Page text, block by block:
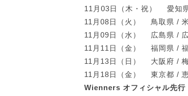
11月03日（木・祝） 愛知
11月08日（火） 鳥取県 /
11月09日（水） 広島県 /
11月11日（金） 福岡県 /
11月13日（日） 大阪府 /
11月18日（金） 東京都 /
Wienners オフィシャル先行